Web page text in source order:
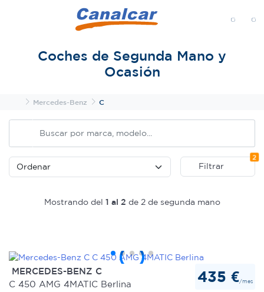
Coches de Segunda Mano y
Ocasión
InicioMercedes-Benz C
Filtrar
2
Mostrando del 1 al 2 de 2 de segunda mano
MERCEDES-BENZ C
C 450 AMG 4MATIC Berlina
435 €/mes